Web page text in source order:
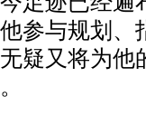
参与规划
疑又将为他